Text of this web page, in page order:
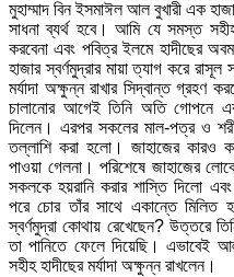
মুহাম্মাদ বিন ইসমাঈল আল বুখারী এক
সাধনা ব্যর্থ হবে। আমি যে সমস্ত
করবেনা এবং পবিত্র ইলমে হাদীছের
হাজার স্বর্ণমুদ্রার মায়া ত্যাগ করে
মর্যাদা অক্ষুন্ন রাখার সিদ্বান্ত গ্রহণ
চালানোর আগেই তিনি অতি গোপনে এক
দিলেন। এরপর সকলের মাল-পত্র ও
তল্লাশি করা হলো। জাহাজের কারও
পাওয়া গেলনা। পরিশেষে জাহাজের
সকলকে হয়রানি করার শাস্তি দিলো
পরে চোর তাঁর সাথে একান্তে মিলিত
স্বর্ণমুদ্রা কোথায় রেখেছেন? উত্তরে
তা পানিতে ফেলে দিয়েছি। এভাবেই
সহীহ হাদীছের মর্যাদা অক্ষুন্ন রাখলেন।